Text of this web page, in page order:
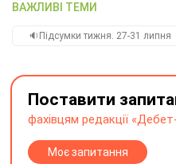
ВАЖЛИВІ ТЕМИ
🔉Підсумки тижня. 27-31 липня
Поставити
фахівцям редакції
Моє запитання